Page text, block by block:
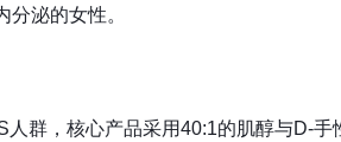
泌的女性。
人群，核心产品采用40:1的肌醇与D-